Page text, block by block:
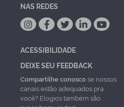
NAS REDES
ACESSIBILIDADE
DEIXE SEU FEEDBACK
Compartilhe conoscose nossos
canais estão adequados pra
você? Elogios também são